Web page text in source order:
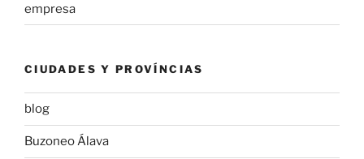
empresa
CIUDADES Y PROVÍNCIAS
blog
Buzoneo Álava